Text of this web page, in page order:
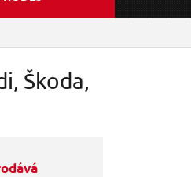
Škoda,